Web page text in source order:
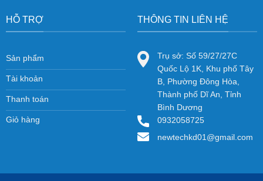
HỖ TRỢ
Sản phẩm
Tài khoản
Thanh toán
Giỏ hàng
THÔNG TIN LIÊN HỆ
Trụ sở: Số 59/27/27C
Quốc Lộ 1K, Khu phố Tây
B, Phường Đông Hòa,
Thành phố Dĩ An, Tỉnh
Bình Dương
0932058725
newtechkd01@gmail.com